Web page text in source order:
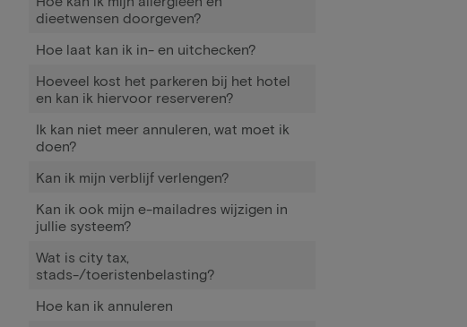
dieetwensen doorgeven?
Hoe laat kan ik in- en uitchecken?
Hoeveel kost het parkeren bij het hotel
en kan ik hiervoor reserveren?
Ik kan niet meer annuleren, wat moet ik
doen?
Kan ik mijn verblijf verlengen?
Kan ik ook mijn e-mailadres wijzigen in
jullie systeem?
Wat is city tax,
stads-/toeristenbelasting?
Hoe kan ik annuleren